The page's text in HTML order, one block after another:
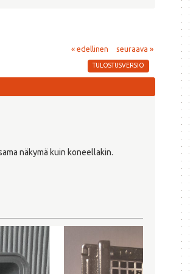
« edellinen seuraava »
TULOSTUSVERSIO
näkymä kuin koneellakin.